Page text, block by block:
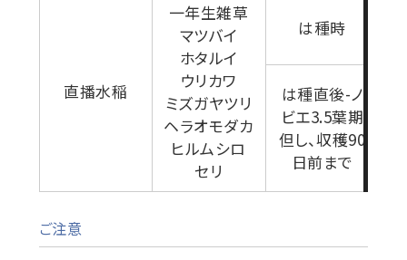
直播水稲
一年生雑草
マツバイ
ホタルイ
ウリカワ
ミズガヤツリ
ヘラオモダカ
ヒルムシロ
セリ
は種時
は種直後-ノ
ビエ3.5葉期
但し、収穫90
日前まで
ご注意